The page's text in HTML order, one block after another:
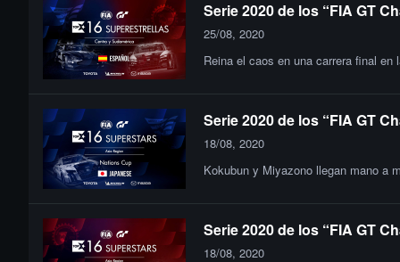
Serie 2020 de los “FIA GT
25/08, 2020
Reina el caos en una carrera final
Serie 2020 de los “FIA GT
18/08, 2020
Kokubun y Miyazono llegan mano a
Serie 2020 de los “FIA GT
18/08, 2020